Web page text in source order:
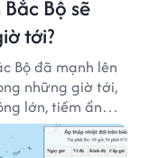
Bộ sẽ
tới?
Bộ đã mạnh lên
những giờ tới,
lớn, tiềm ẩn
tàu thuyền trên